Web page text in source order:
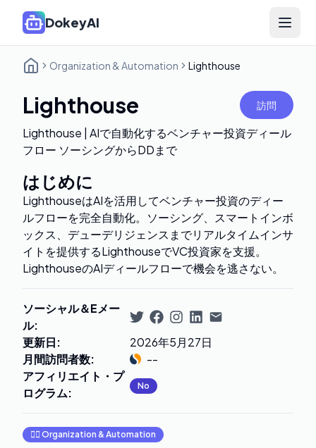
DokeyAI Open
Organization & Automation Lighthouse
Lighthouse 訪問
Lighthouse | AIで自動化するベンチャー投資ディール
フロー ソーシングからDDまで
はじめに
LighthouseはAIを活用してベンチャー投資のディー
ルフローを完全自動化。ソーシング、スマートインボ
ックス、デューデリジェンスまでリアルタイムインサ
イトを提供するLighthouseでVC投資家を支援。
LighthouseのAIディールフローで機会を逃さない。
ソーシャル＆Eメー
ル:
更新日:
2026年5月27日
月間訪問者数:
--
アフィリエイト・プ
ログラム: No
🧞‍♂️ Organization & Automation